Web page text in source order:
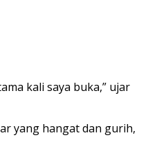
kali saya buka,” ujar
yang hangat dan gurih,